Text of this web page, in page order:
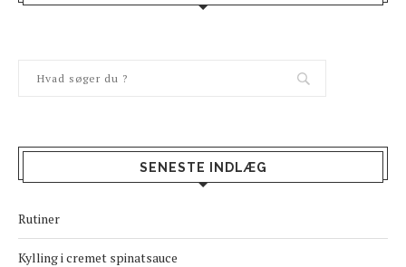
SENESTE INDLÆG
Rutiner
Kylling i cremet spinatsauce